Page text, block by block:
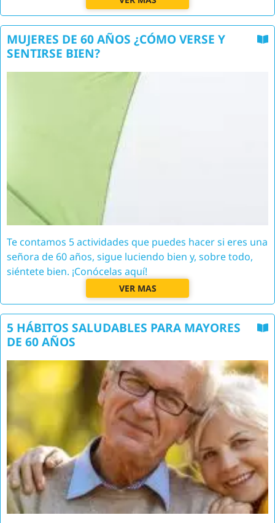
MUJERES DE 60 AÑOS ¿CÓMO VERSE Y
SENTIRSE BIEN?
Te contamos 5 actividades que puedes hacer si eres una
señora de 60 años, sigue luciendo bien y, sobre todo,
siéntete bien. ¡Conócelas aquí!
VER MAS
5 HÁBITOS SALUDABLES PARA MAYORES
DE 60 AÑOS